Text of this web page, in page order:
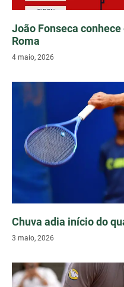
João Fonseca
Roma
4 maio, 2026
Chuva adia início do
3 maio, 2026